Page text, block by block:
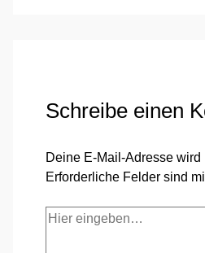
Schreibe einen
Deine E-Mail-Adresse wird
Erforderliche Felder sind
Hier